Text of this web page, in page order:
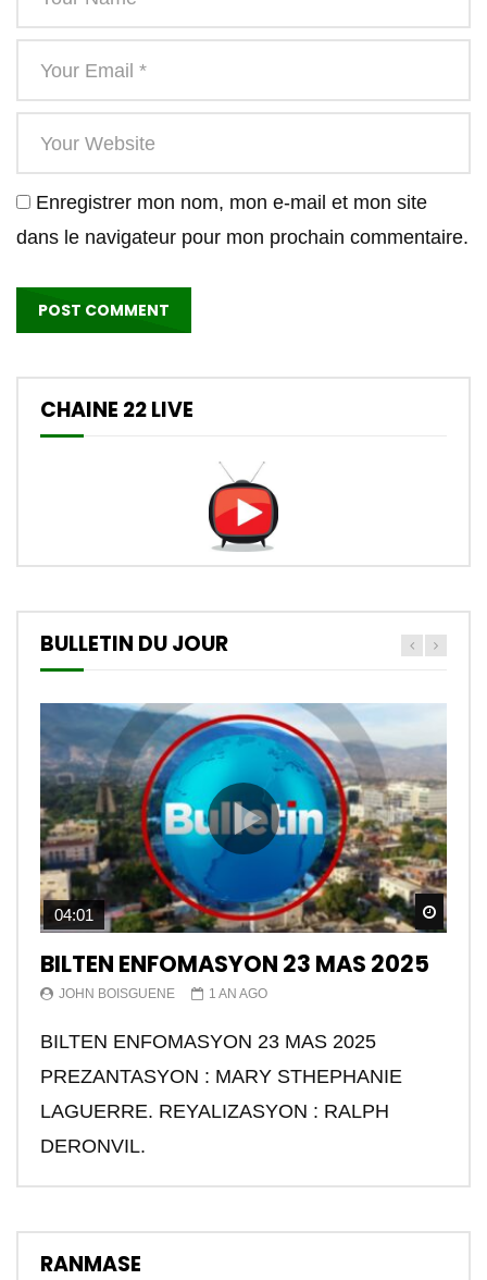
Enregistrer mon nom, mon e-mail et mon site
dans le navigateur pour mon prochain commentaire.
CHAINE 22 LIVE
BULLETIN DU JOUR
04:01
BILTEN ENFOMASYON 23 MAS 2025
JOHN BOISGUENE 1 AN AGO
BILTEN ENFOMASYON 23 MAS 2025
PREZANTASYON : MARY STHEPHANIE
LAGUERRE. REYALIZASYON : RALPH
DERONVIL.
RANMASE